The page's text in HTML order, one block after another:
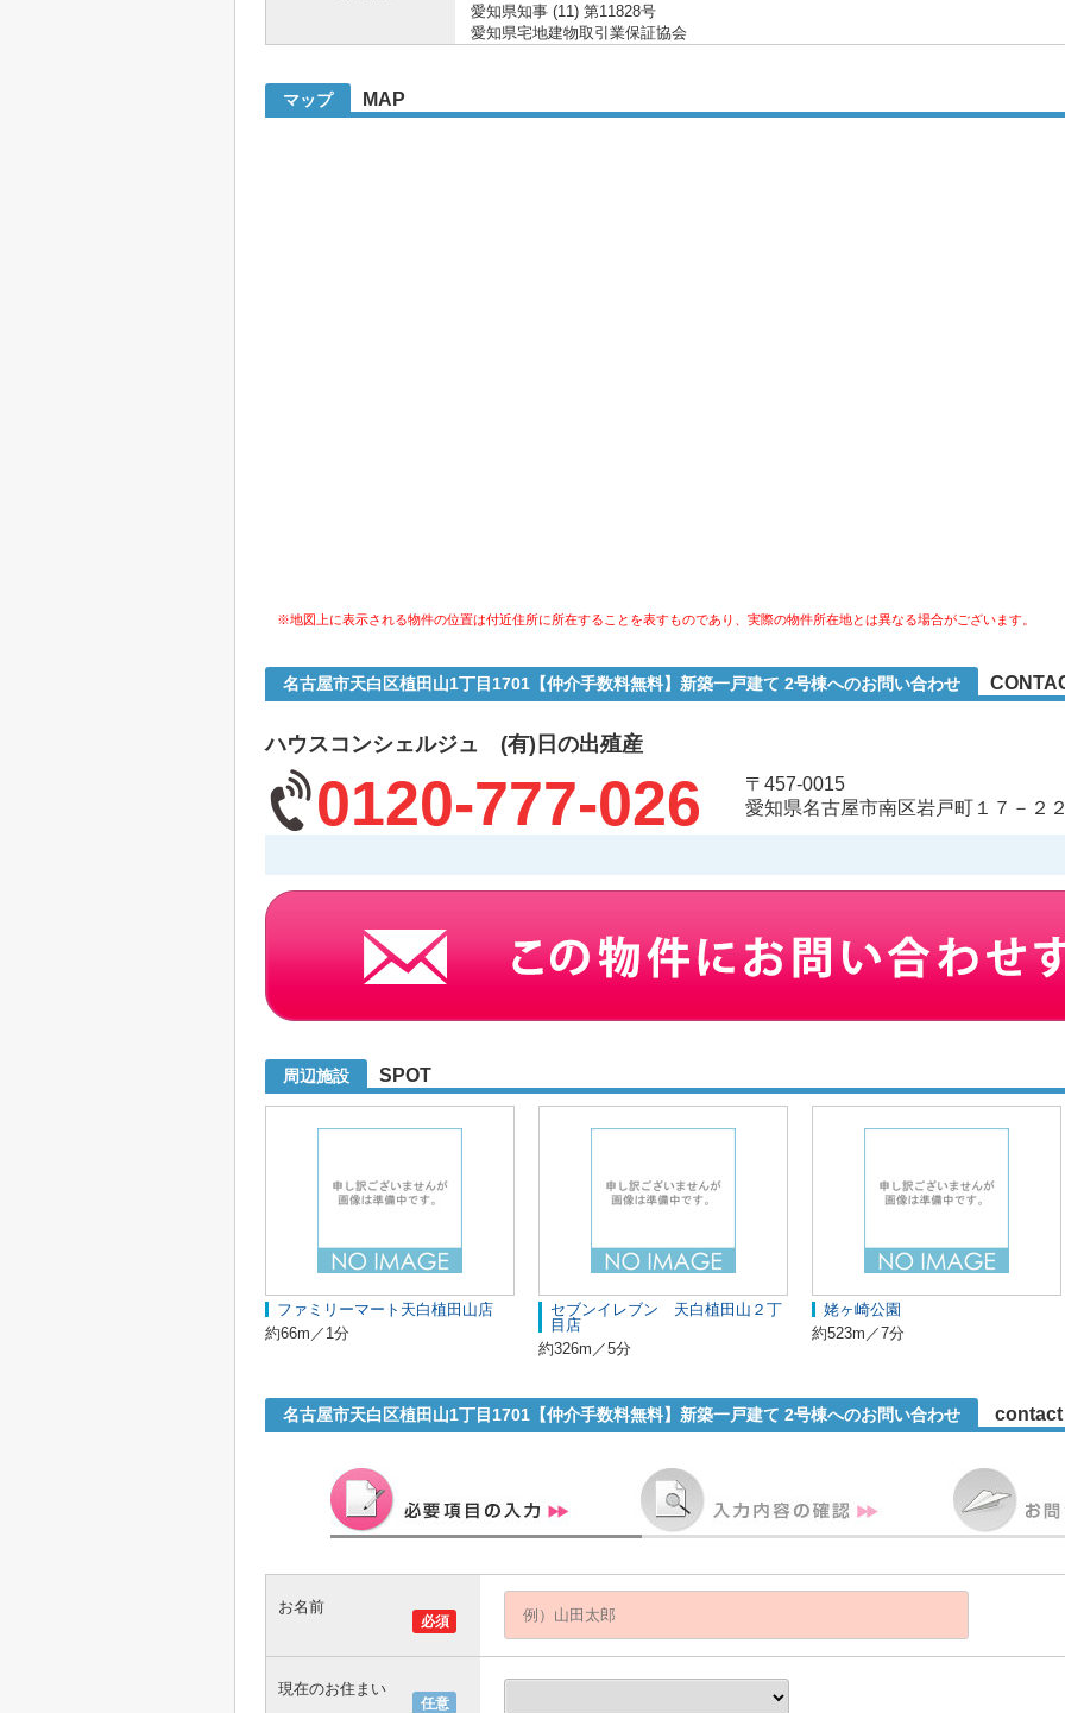
愛知県知事 (11) 第11828号
愛知県宅地建物取引業保証協会
マップ MAP
※地図上に表示される物件の位置は付近住所に所在することを表すものであり、実際の物件所在地とは異なる場合がございます。
名古屋市天白区植田山1丁目1701【仲介手数料無料】新築一戸建て 2号棟へのお問い合わせ
ハウスコンシェルジュ (有)日の出殖産
0120-777-026
〒457-0015
愛知県名古屋市南区岩戸町１７－２
周辺施設 SPOT
ファミリーマート天白植田山店
約66m／1分
セブンイレブン 天白植田山２丁
目店
約326m／5分
姥ヶ崎公園
約523m／7分
名古屋市天白区植田山1丁目1701【仲介手数料無料】新築一戸建て 2号棟へのお問い合わせ
必須
お名前
任意
現在のお住まい